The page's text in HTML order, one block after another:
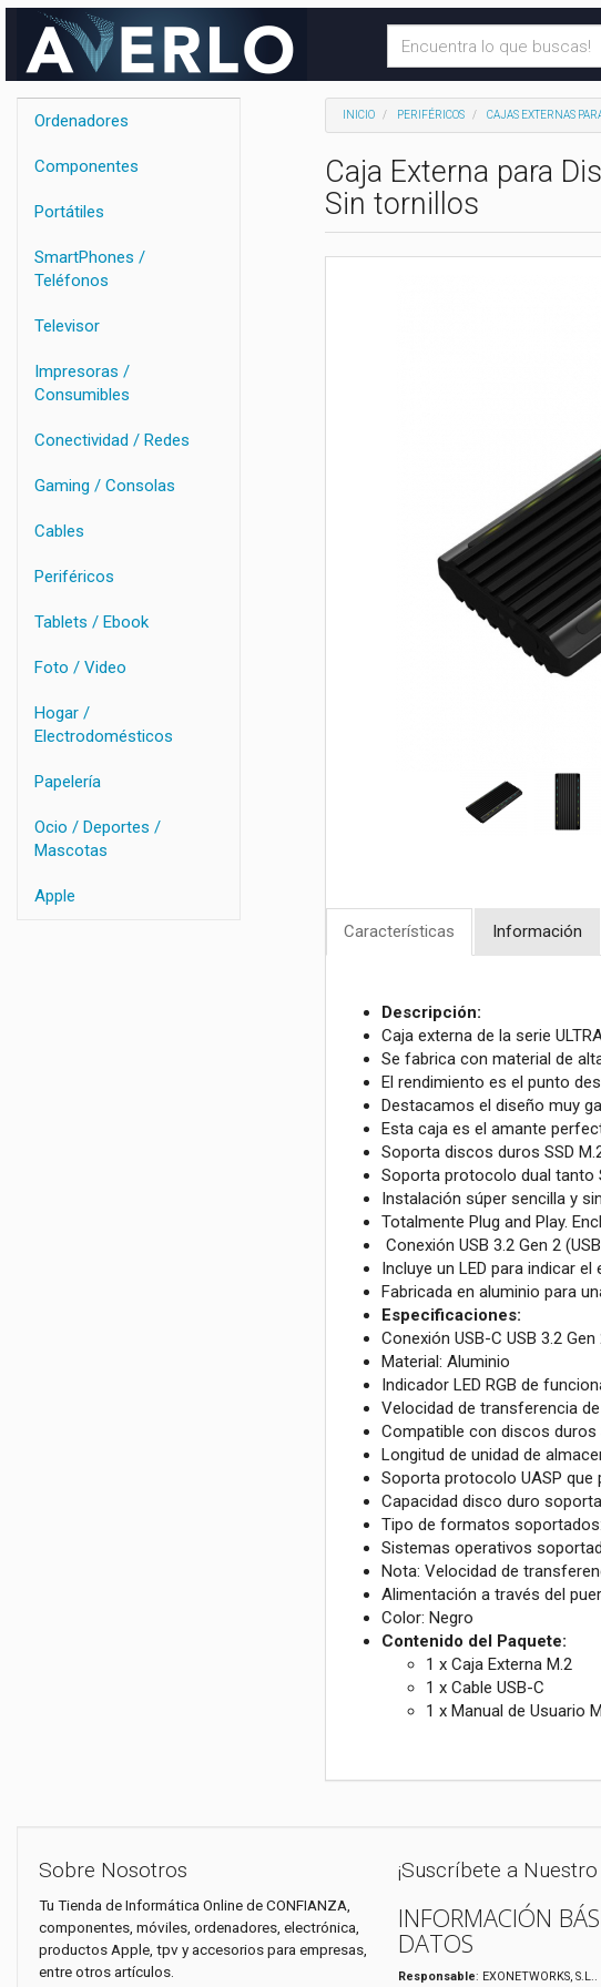
Ordenadores
Componentes
Portátiles
SmartPhones /
Teléfonos
Televisor
Impresoras /
Consumibles
Conectividad / Redes
Gaming / Consolas
Cables
Periféricos
Tablets / Ebook
Foto / Video
Hogar /
Electrodomésticos
Papelería
Ocio / Deportes /
Mascotas
Apple
INICIO PERIFÉRICOS CAJAS EXTERNAS
Caja Externa para
Sin tornillos
Características Información
Descripción:
Caja externa de la serie
Se fabrica con material de
El rendimiento es el punto
Destacamos el diseño muy
Esta caja es el amante
Soporta discos duros SSD
Soporta protocolo dual tanto
Instalación súper sencilla y
Totalmente Plug and Play.
Conexión USB 3.2 Gen 2
Incluye un LED para indicar
Fabricada en aluminio para
Especificaciones:
Conexión USB-C USB 3.2 Gen
Material: Aluminio
Indicador LED RGB de
Velocidad de transferencia
Compatible con discos duros
Longitud de unidad de
Soporta protocolo UASP que
Capacidad disco duro
Tipo de formatos
Sistemas operativos
Nota: Velocidad de
Alimentación a través del
Color: Negro
Contenido del Paquete:
1 x Caja Externa M.2
1 x Cable USB-C
1 x Manual de Usuario
Sobre Nosotros
Tu Tienda de Informática Online de CONFIANZA,
componentes, móviles, ordenadores, electrónica,
productos Apple, tpv y accesorios para empresas,
entre otros artículos.
¡Suscríbete a
INFORMACIÓN
DATOS
Responsable: EXONETWORKS, S.L..